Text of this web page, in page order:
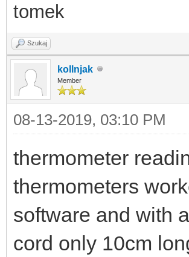
tomek
Szukaj
kollnjak
Member
08-13-2019, 03:10 PM
thermometer
thermometers
software and with
cord only 10cm